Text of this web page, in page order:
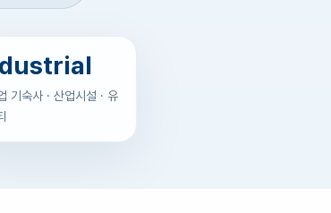
기숙사 · 산업시설 · 유